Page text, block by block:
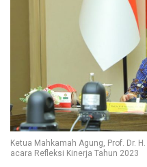
Ketua Mahkamah Agung, Prof. Dr.
acara Refleksi Kinerja Tahun 2023